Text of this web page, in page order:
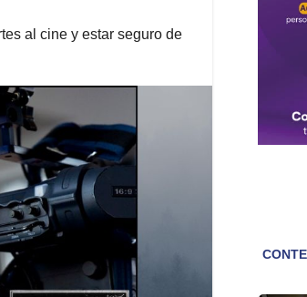
al cine y estar seguro de